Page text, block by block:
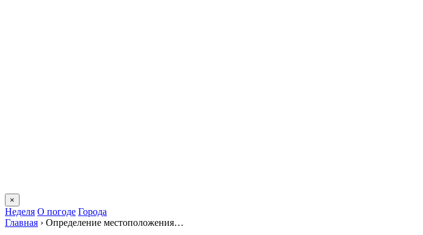
×
Неделя О погоде Города
Главная › Определение местоположения…